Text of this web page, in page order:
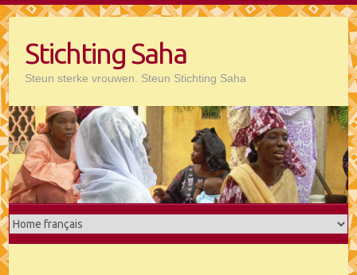
Doorgaan
naar
inhoudStichting Saha
Steun sterke vrouwen. Steun Stichting Saha